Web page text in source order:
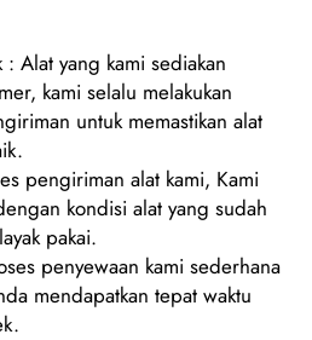
Alat yang kami sediakan
kami selalu melakukan
untuk memastikan alat
pengiriman alat kami, Kami
kondisi alat yang sudah
pakai.
penyewaan kami sederhana
mendapatkan tepat waktu